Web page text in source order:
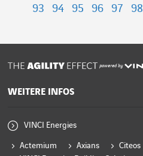
93
94 95 96 97 98
powered by
WEITERE INFOS
VINCI Energies
Actemium Axians Citeos